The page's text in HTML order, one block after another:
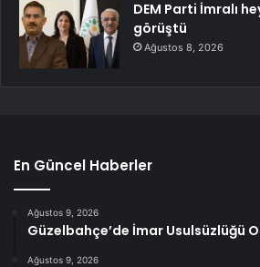
DEM Parti İmralı
görüştü
Ağustos 8, 2026
En Güncel Haberler
Ağustos 9, 2026
Güzelbahçe’de İmar Usulsüzlüğü
Ağustos 9, 2026